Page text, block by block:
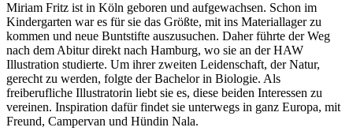
Miriam Fritz ist in Köln geboren und aufgewachsen. Schon im
Kindergarten war es für sie das Größte, mit ins Materiallager zu
kommen und neue Buntstifte auszusuchen. Daher führte der Weg
nach dem Abitur direkt nach Hamburg, wo sie an der HAW
Illustration studierte. Um ihrer zweiten Leidenschaft, der Natur,
gerecht zu werden, folgte der Bachelor in Biologie. Als
freiberufliche Illustratorin liebt sie es, diese beiden Interessen zu
vereinen. Inspiration dafür findet sie unterwegs in ganz Europa, mit
Freund, Campervan und Hündin Nala.